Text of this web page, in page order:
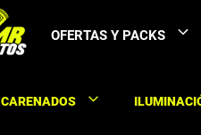
OFERTAS Y PACKS
CARENADOS